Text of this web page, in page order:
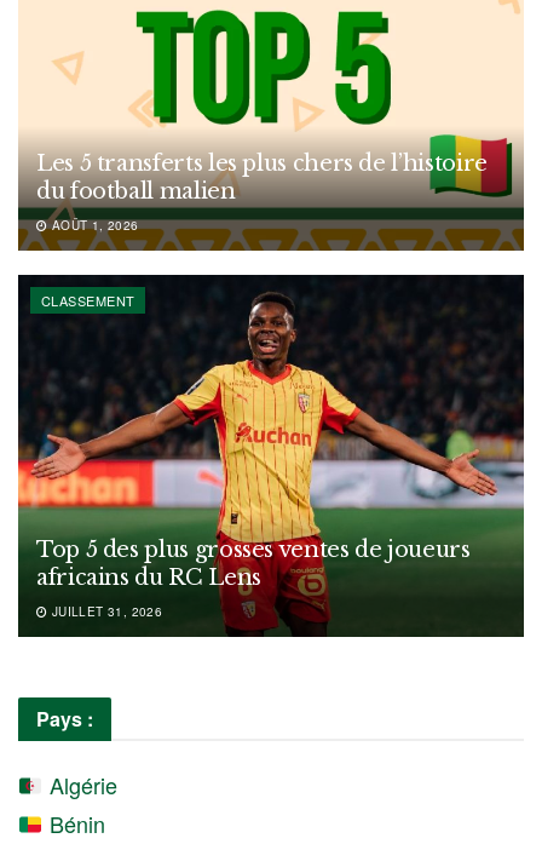
Les 5 transferts les plus chers de l’histoire
du football malien
AOÛT 1, 2026
CLASSEMENT
Top 5 des plus grosses ventes de joueurs
africains du RC Lens
JUILLET 31, 2026
Pays :
Algérie
Bénin